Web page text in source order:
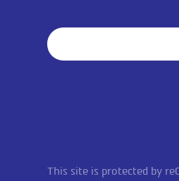
This site is protected by